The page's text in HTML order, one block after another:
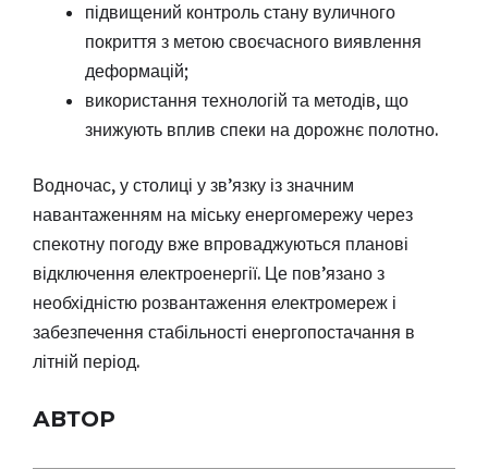
підвищений контроль стану вуличного
покриття з метою своєчасного виявлення
деформацій;
використання технологій та методів, що
знижують вплив спеки на дорожнє полотно.
Водночас, у столиці у зв’язку із значним
навантаженням на міську енергомережу через
спекотну погоду вже впроваджуються планові
відключення електроенергії. Це пов’язано з
необхідністю розвантаження електромереж і
забезпечення стабільності енергопостачання в
літній період.
АВТОР